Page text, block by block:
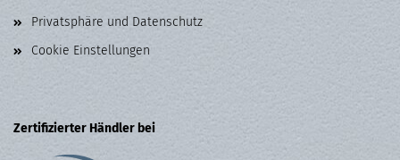
Privatsphäre und Datenschutz
Cookie Einstellungen
Zertifizierter Händler bei